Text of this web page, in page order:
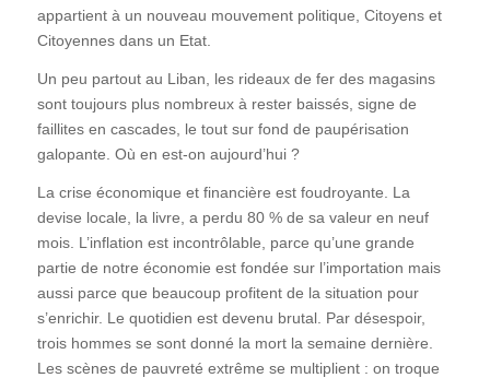
appartient à un nouveau mouvement politique, Citoyens et
Citoyennes dans un Etat.
Un peu partout au Liban, les rideaux de fer des magasins
sont toujours plus nombreux à rester baissés, signe de
faillites en cascades, le tout sur fond de paupérisation
galopante. Où en est-on aujourd’hui ?
La crise économique et financière est foudroyante. La
devise locale, la livre, a perdu 80 % de sa valeur en neuf
mois. L’inflation est incontrôlable, parce qu’une grande
partie de notre économie est fondée sur l’importation mais
aussi parce que beaucoup profitent de la situation pour
s’enrichir. Le quotidien est devenu brutal. Par désespoir,
trois hommes se sont donné la mort la semaine dernière.
Les scènes de pauvreté extrême se multiplient : on troque